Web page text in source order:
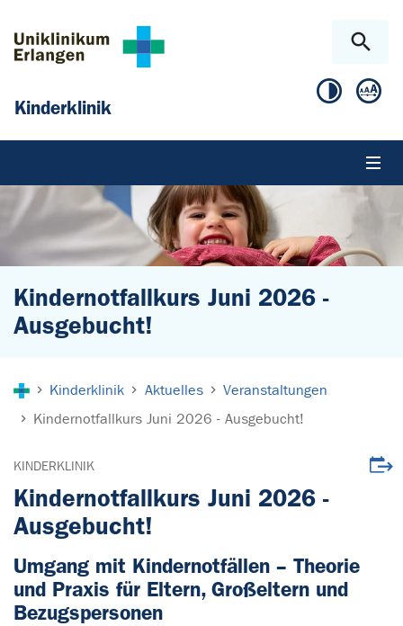
Kinderklinik
Kindernotfallkurs Juni 2026 -
Ausgebucht!
Kinderklinik Aktuelles
Veranstaltungen
Kindernotfallkurs Juni 2026 - Ausgebucht!
KINDERKLINIK
Kindernotfallkurs Juni 2026 -
Ausgebucht!
Umgang mit Kindernotfällen – Theorie
und Praxis für Eltern, Großeltern und
Bezugspersonen